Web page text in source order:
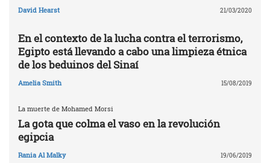
David Hearst 21/03/2020
En el contexto de la lucha contra el terrorismo,
Egipto está llevando a cabo una limpieza étnica
de los beduinos del Sinaí
Amelia Smith 15/08/2019
La muerte de Mohamed Morsi
La gota que colma el vaso en la revolución
egipcia
Rania Al Malky 19/06/2019